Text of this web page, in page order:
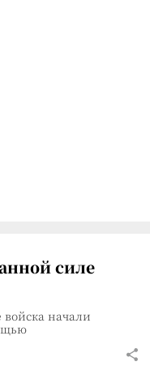
силе
начали